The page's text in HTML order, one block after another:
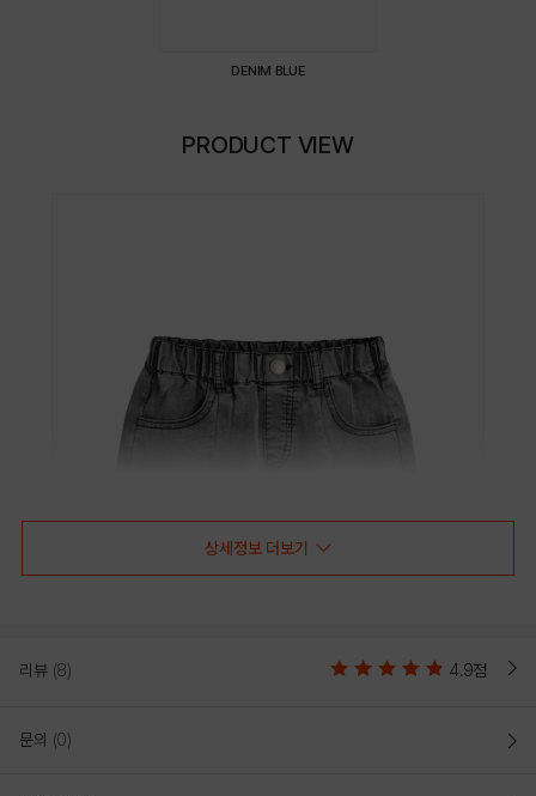
DENIM BLUE
PRODUCT VIEW
상세정보 더보기
리뷰 (8) 4.9점
문의 (0)